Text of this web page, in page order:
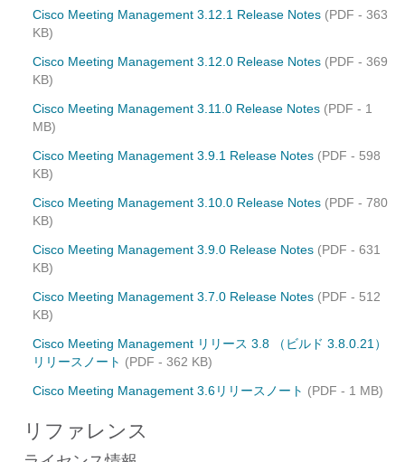
Cisco Meeting Management 3.12.1 Release Notes (PDF - 363
KB)
Cisco Meeting Management 3.12.0 Release Notes (PDF - 369
KB)
Cisco Meeting Management 3.11.0 Release Notes (PDF - 1
MB)
Cisco Meeting Management 3.9.1 Release Notes (PDF - 598
KB)
Cisco Meeting Management 3.10.0 Release Notes (PDF - 780
KB)
Cisco Meeting Management 3.9.0 Release Notes (PDF - 631
KB)
Cisco Meeting Management 3.7.0 Release Notes (PDF - 512
KB)
Cisco Meeting Management リリース 3.8 （ビルド 3.8.0.21）
リリースノート (PDF - 362 KB)
Cisco Meeting Management 3.6リリースノート (PDF - 1 MB)
リファレンス